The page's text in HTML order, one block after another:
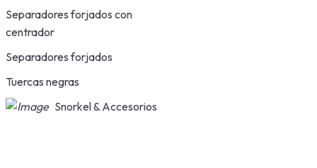
Separadores forjados con
centrador
Separadores forjados
Tuercas negras
Snorkel & Accesorios